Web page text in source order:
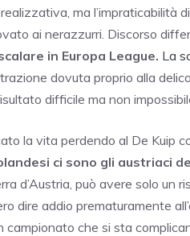
ma l’impraticabilità
ai nerazzurri. Discorso
in Europa League. La
dovuta proprio alla
difficile ma non
la vita perdendo al De Kuip
ci sono gli austriaci
d’Austria, può avere solo un
dire addio prematuramente
che si sta